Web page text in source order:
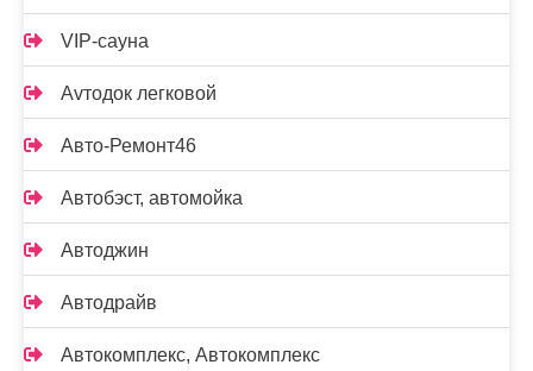
VIP-сауна
Аvтодок легковой
Авто-Ремонт46
Автобэст, автомойка
Автоджин
Автодрайв
Автокомплекс, Автокомплекс